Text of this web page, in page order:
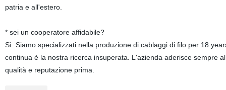
patria e all'estero.
* sei un cooperatore affidabile?
Sì. Siamo specializzati nella produzione di cablaggi di filo per 18
continua è la nostra ricerca insuperata. L'azienda aderisce sempre
qualità e reputazione prima.